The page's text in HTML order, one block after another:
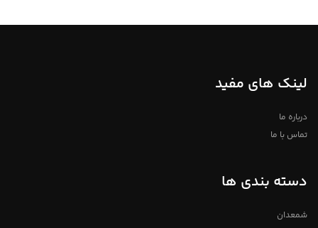
لینک های مفید
درباره ما
تماس با ما
دسته بندی ها
شمعدان